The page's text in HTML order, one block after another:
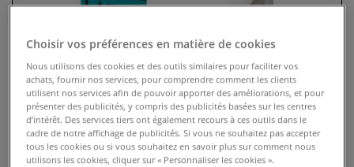
Choisir vos préférences en matière de cookies
Nous utilisons des cookies et des outils similaires pour faciliter vos
achats, fournir nos services, pour comprendre comment les clients
utilisent nos services afin de pouvoir apporter des améliorations, et pour
présenter des publicités, y compris des publicités basées sur les centres
d’intérêt. Des services tiers ont également recours à ces outils dans le
cadre de notre affichage de publicités. Si vous ne souhaitez pas accepter
tous les cookies ou si vous souhaitez en savoir plus sur comment nous
utilisons les cookies, cliquer sur « Personnaliser les cookies ».